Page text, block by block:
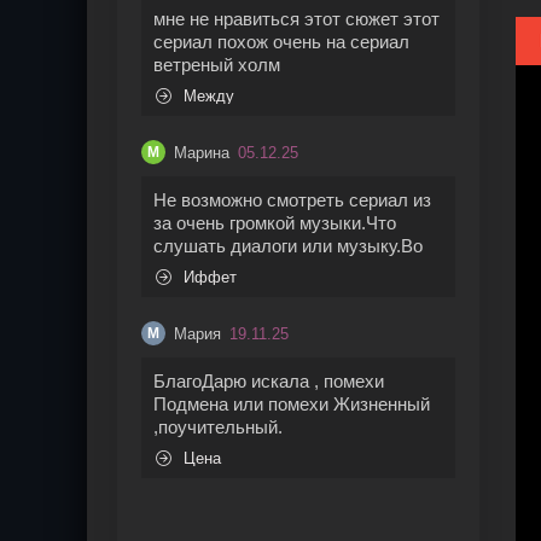
мне не нравиться этот сюжет этот
сериал похож очень на сериал
ветреный холм
Между
М Марина 05.12.25
Не возможно смотреть сериал из
за очень громкой музыки.Что
слушать диалоги или музыку.Во
Иффет
М Мария 19.11.25
БлагоДарю искала , помехи
Подмена или помехи Жизненный
,поучительный.
Цена